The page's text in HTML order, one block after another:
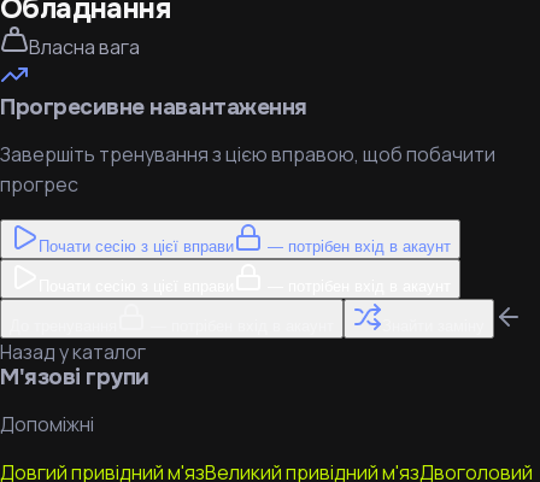
Обладнання
Власна вага
Прогресивне навантаження
Завершіть тренування з цією вправою, щоб побачити
прогрес
Почати сесію з цієї вправи — потрібен вхід в акаунт
Назад у каталог
М'язові групи
Допоміжні
Довгий привідний м'язВеликий привідний м'язДвоголовий